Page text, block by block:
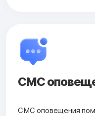
СМС
СМС оповещения